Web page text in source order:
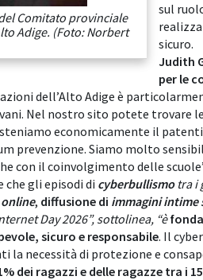
Comitato provinciale
Adige. (Foto: Norbert
sul
sicuro.
Judith
per le
dell’Alto Adige è
Nel nostro sito potete trovare
economicamente il
prevenzione. Siamo molto
con il coinvolgimento delle
gli episodi di cyberbullismotra i
, diffusione di immagini intime
Day 2026”, sottolinea, “è
sicuro e responsabile. Il
la necessità di protezione e
dei ragazzi e delle ragazze tra i